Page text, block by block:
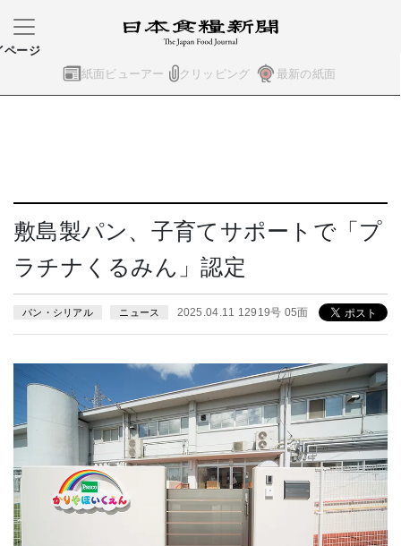
紙面ビューアー クリッピング 最新の紙面
ページ
敷島製パン、子育てサポートで「プ
ラチナくるみん」認定
パン・シリアル ニュース 2025.04.11 12919号 05面